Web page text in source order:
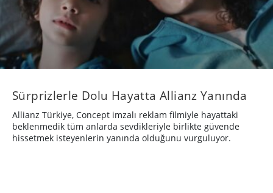
Sürprizlerle Dolu Hayatta Allianz Yanında
Allianz Türkiye, Concept imzalı reklam filmiyle hayattaki
beklenmedik tüm anlarda sevdikleriyle birlikte güvende
hissetmek isteyenlerin yanında olduğunu vurguluyor.